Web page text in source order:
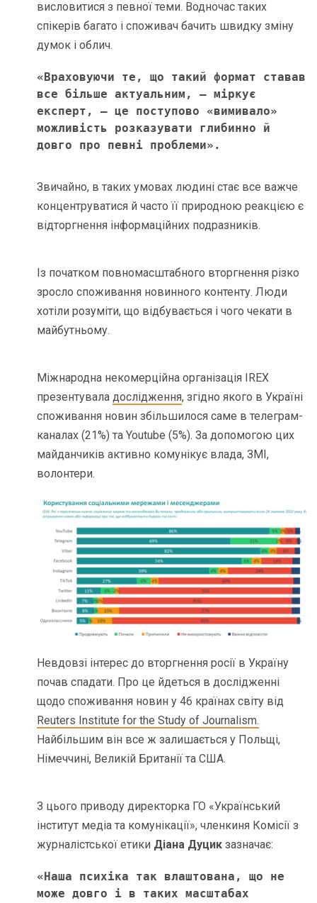
висловитися з певної теми. Водночас таких
спікерів багато і споживач бачить швидку зміну
думок і облич.
«Враховуючи те, що такий формат ставав
все більше актуальним, – міркує
експерт, – це поступово «вимивало»
можливість розказувати глибинно й
довго про певні проблеми».
Звичайно, в таких умовах людині стає все важче
концентруватися й часто її природною реакцією є
відторгнення інформаційних подразників.
Із початком повномасштабного вторгнення різко
зросло споживання новинного контенту. Люди
хотіли розуміти, що відбувається і чого чекати в
майбутньому.
Міжнародна некомерційна організація IREX
презентуваладослідження, згідно якого в Україні
споживання новин збільшилося саме в телеграм-
каналах (21%) та Youtube (5%). За допомогою цих
майданчиків активно комунікує влада, ЗМІ,
волонтери.
Невдовзі інтерес до вторгнення росії в Україну
почав спадати. Про це йдеться в дослідженні
щодо споживання новин у 46 країнах світу від
Reuters Institute for the Study of Journalism.
Найбільшим він все ж залишається у Польщі,
Німеччині, Великій Британії та США.
З цього приводу директорка ГО «Український
інститут медіа та комунікації», членкиня Комісії з
журналістської етики Діана Дуцик зазначає:
«Наша психіка так влаштована, що не
може довго і в таких масштабах